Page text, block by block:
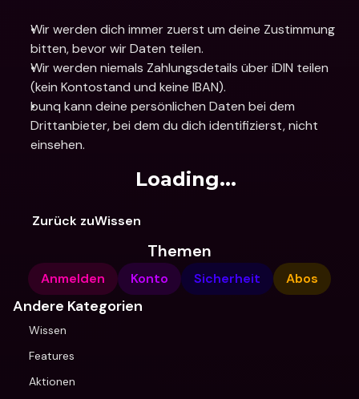
Wir werden dich immer zuerst um deine Zustimmung
bitten, bevor wir Daten teilen.
Wir werden niemals Zahlungsdetails über iDIN teilen
(kein Kontostand und keine IBAN).
bunq kann deine persönlichen Daten bei dem
Drittanbieter, bei dem du dich identifizierst, nicht
einsehen.
Loading...
Zurück zuWissen
Themen
Anmelden Konto Sicherheit Abos
Andere Kategorien
Wissen
Features
Aktionen